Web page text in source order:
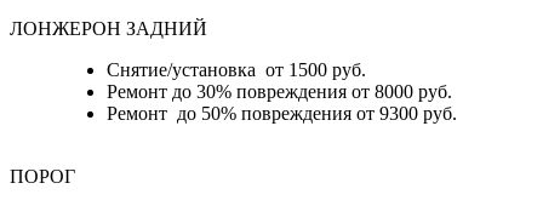
ЛОНЖЕРОН ЗАДНИЙ
Снятие/установка от 1500 руб.
Ремонт до 30% повреждения от 8000 руб.
Ремонт до 50% повреждения от 9300 руб.
ПОРОГ